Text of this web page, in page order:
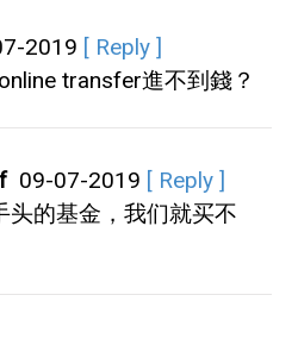
2019
[ Reply ]
transfer進不到錢？
09-07-2019
[ Reply ]
头的基金，我们就买不